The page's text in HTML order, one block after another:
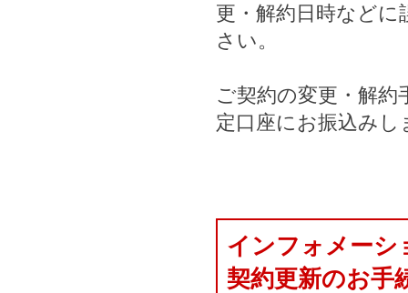
更・解約日時など
さい。
ご契約の変更・解
定口座にお振込みし
インフォメーシ
契約更新のお手